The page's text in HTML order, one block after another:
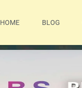
HOME BLOG